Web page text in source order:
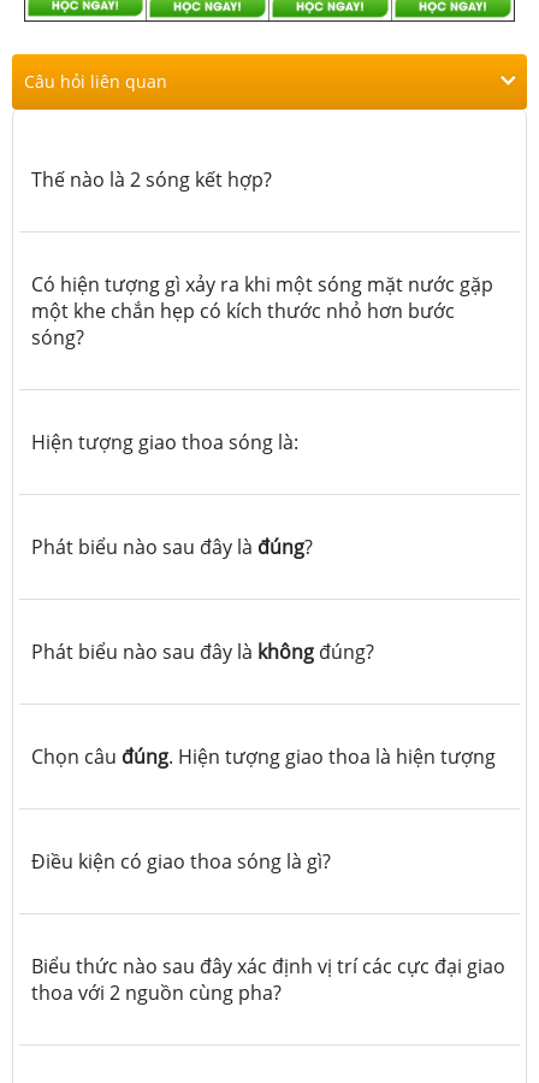
Câu hỏi liên quan
Thế nào là 2 sóng kết hợp?
Có hiện tượng gì xảy ra khi một sóng mặt nước gặp
một khe chắn hẹp có kích thước nhỏ hơn bước
sóng?
Hiện tượng giao thoa sóng là:
Phát biểu nào sau đây là đúng?
Phát biểu nào sau đây là không đúng?
Chọn câu đúng. Hiện tượng giao thoa là hiện tượng
Điều kiện có giao thoa sóng là gì?
Biểu thức nào sau đây xác định vị trí các cực đại giao
thoa với 2 nguồn cùng pha?